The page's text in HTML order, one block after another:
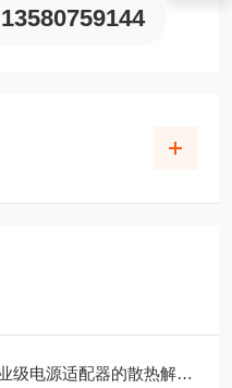
13580759144
源适配器的散热解决方案